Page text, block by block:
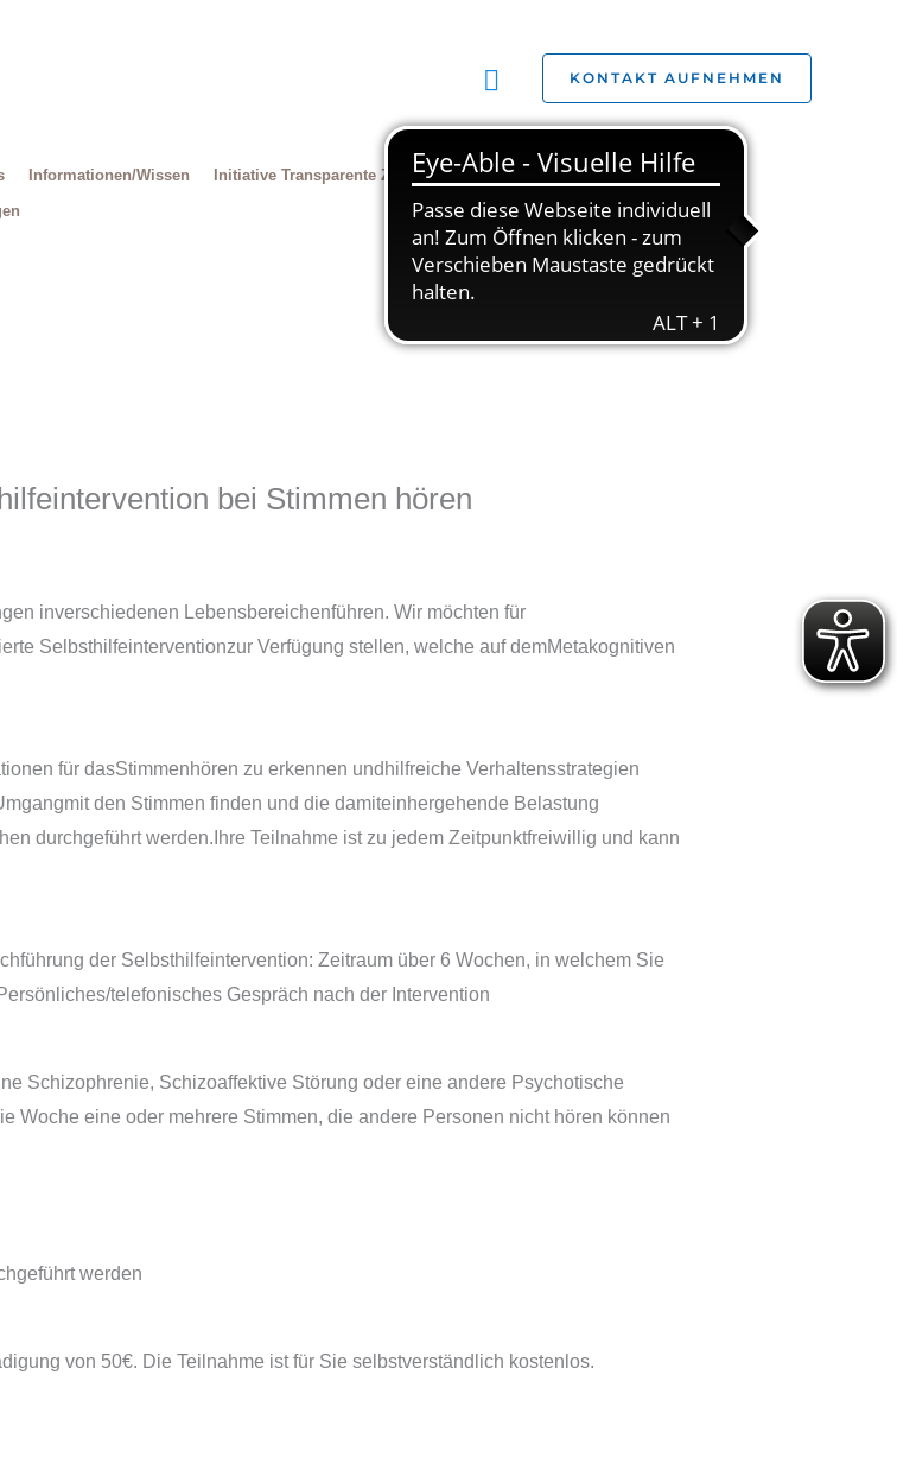
SuchenKONTAKT AUFNEHMEN
Informationen/Wissen Initiative Transparente Zivilgesellschaft Jobs
Studien
bei Stimmen hören
inverschiedenen Lebensbereichenführen. Wir möchten für
Selbsthilfeinterventionzur Verfügung stellen, welche auf demMetakognitiven
für dasStimmenhören zu erkennen undhilfreiche Verhaltensstrategien
den Stimmen finden und die damiteinhergehende Belastung
durchgeführt werden.Ihre Teilnahme ist zu jedem Zeitpunktfreiwillig und kann
der Selbsthilfeintervention: Zeitraum über 6 Wochen, in welchem Sie
telefonisches Gespräch nach der Intervention
Schizophrenie, Schizoaffektive Störung oder eine andere Psychotische
Woche eine oder mehrere Stimmen, die andere Personen nicht hören können
werden
von 50€. Die Teilnahme ist für Sie selbstverständlich kostenlos.